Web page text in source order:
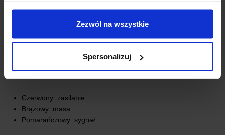
Zezwól na wszystkie
Spersonalizuj
Czas reakcji: 7 us
Temperatura pracy: -30 ÷ +60 stopni
OZNACZENIE PRZEWODÓW:
Czerwony: zasilanie
Brązowy: masa
Pomarańczowy: sygnał